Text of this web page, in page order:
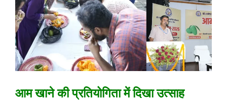
आम खाने की प्रतियोगिता में दिखा उत्साह